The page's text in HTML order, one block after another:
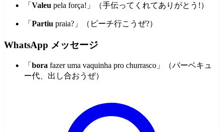
「 Valeu pela força!」（手伝ってくれてありがとう!）
「 Partiu praia?」（ビーチ行こうぜ?）
WhatsApp メッセージ
「 bora fazer uma vaquinha pro churrasco」（バーベキュ
ー代、出し合おうぜ）